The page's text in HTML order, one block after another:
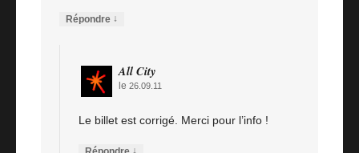
Répondre ↓
All City
le 26.09.11
Le billet est corrigé. Merci pour l’info !
↓